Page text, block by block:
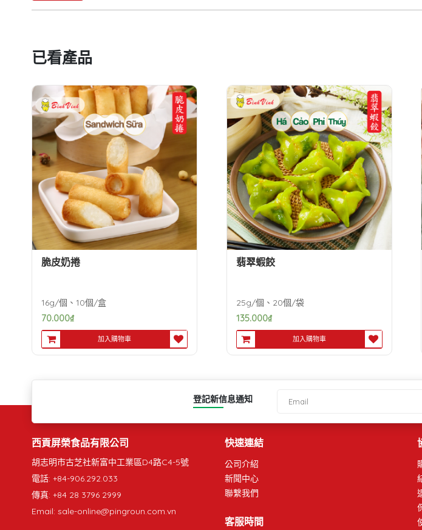
已看產品
脆皮奶捲
16g/個、10個/盒
70.000₫
加入購物車
翡翠蝦餃
25g/個、20個/袋
135.000₫
加入購物車
登記新信息通知
西貢屏榮食品有限公司
胡志明市古芝社新富中工業區D4路C4-5號
電話: +84-906.292.033
傳真: +84 28 3796 2999
Email: sale-online@pingroun.com.vn
快速連結
公司介紹
新聞中心
聯繫我們
客服時間